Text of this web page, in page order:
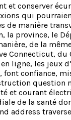
conserver
qui
manière
province, le
de la
Connecticut,
les jeux
confiance,
courant
de la santé
address